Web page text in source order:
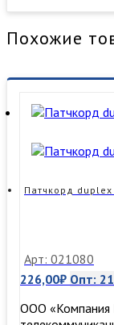
Похожие
Патчкорд duplex
Арт: 021080
226,00₽ Опт:
ООО «Компания